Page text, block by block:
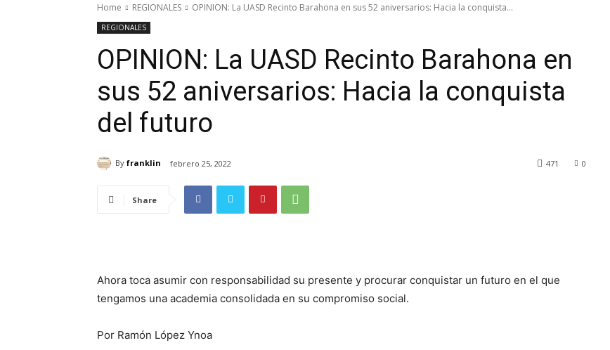
Home REGIONALES OPINION: La UASD Recinto Barahona en sus 52 aniversarios: Hacia la conquista...
REGIONALES
OPINION: La UASD Recinto Barahona en
sus 52 aniversarios: Hacia la conquista
del futuro
By franklin febrero 25, 2022 0
471
Share
Ahora toca asumir con responsabilidad su presente y procurar conquistar un futuro en el que
tengamos una academia consolidada en su compromiso social.
Por Ramón López Ynoa